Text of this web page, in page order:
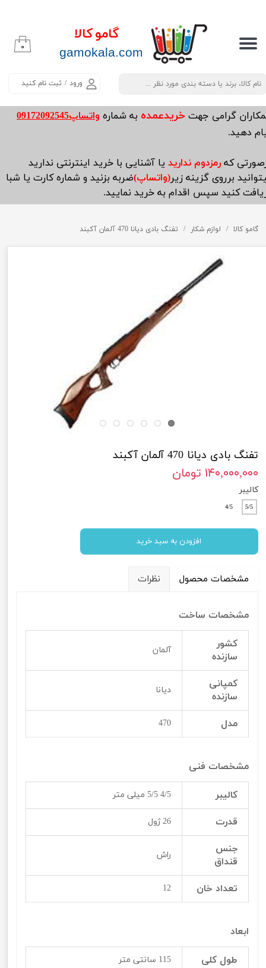
گامو کالا
​​​​​​gamokala.com
ورود / ثبت نام کنید
حساب کاربری من
تغییر گذر واژه
سفارشات
خروج از حساب کاربری
۰
گرامی جهت خریدعمده به شماره واتساپ09172092545
دهید.
که رمزدوم ندارید یا آشنایی با خرید اینترنتی ندارید
برروی گزینه زیر(واتساپ)ضربه بزنید و شماره کارت یا شبا
کنید سپس اقدام به خرید نمایید.
گامو کالا لوازم شکار تفنگ بادی دیانا 470 آلمان آکبند
تفنگ بادی دیانا 470 آلمان آکبند
۱۴۰,۰۰۰,۰۰۰ تومان
کالیبر
5/5
4/5
افزودن به سبد خرید
مشخصات محصول نظرات
مشخصات ساخت
کشور
سازنده
آلمان
کمپانی
سازنده
دیانا
مدل 470
مشخصات فنی
کالیبر 4/5 5/5 میلی متر
قدرت 26 ژول
جنس
قنداق
راش
تعداد خان 12
ابعاد
طول کلی 115 سانتی متر